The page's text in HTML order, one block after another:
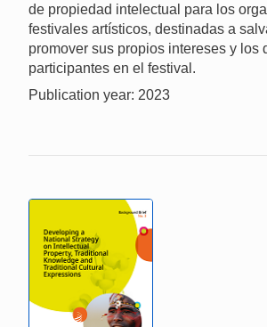
de propiedad intelectual para los
festivales artísticos, destinadas a
promover sus propios intereses y los
participantes en el festival.
Publication year: 2023